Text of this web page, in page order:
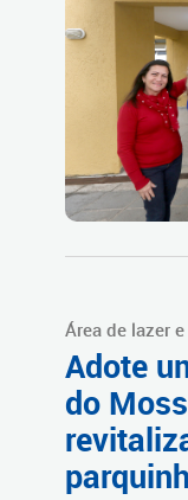
Área de lazer
Adote
do